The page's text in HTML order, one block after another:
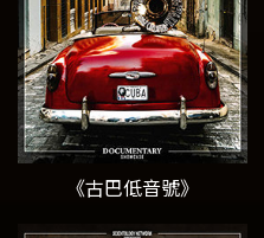
《古巴低音號》